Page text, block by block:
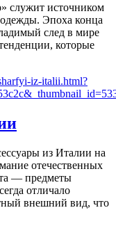
служит источником
Эпоха конца
след в мире
которые
из Италии на
отечественных
— предметы
отличало
внешний вид, что